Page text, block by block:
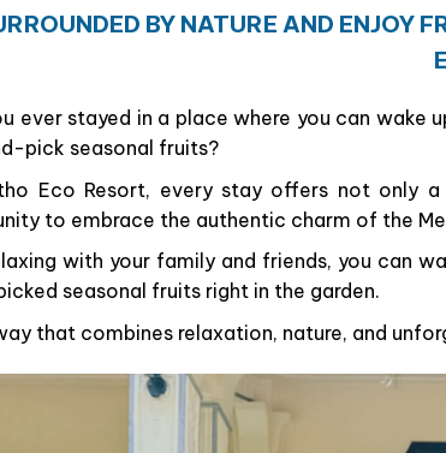
BY NATURE AND ENJOY
ever stayed in a place where you can wake
pick seasonal fruits?
Eco Resort, every stay offers not only
to embrace the authentic charm of the
with your family and friends, you can
seasonal fruits right in the garden.
that combines relaxation, nature, and